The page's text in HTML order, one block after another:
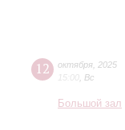
12 октября 2025
15:00 Вс
Большой зал